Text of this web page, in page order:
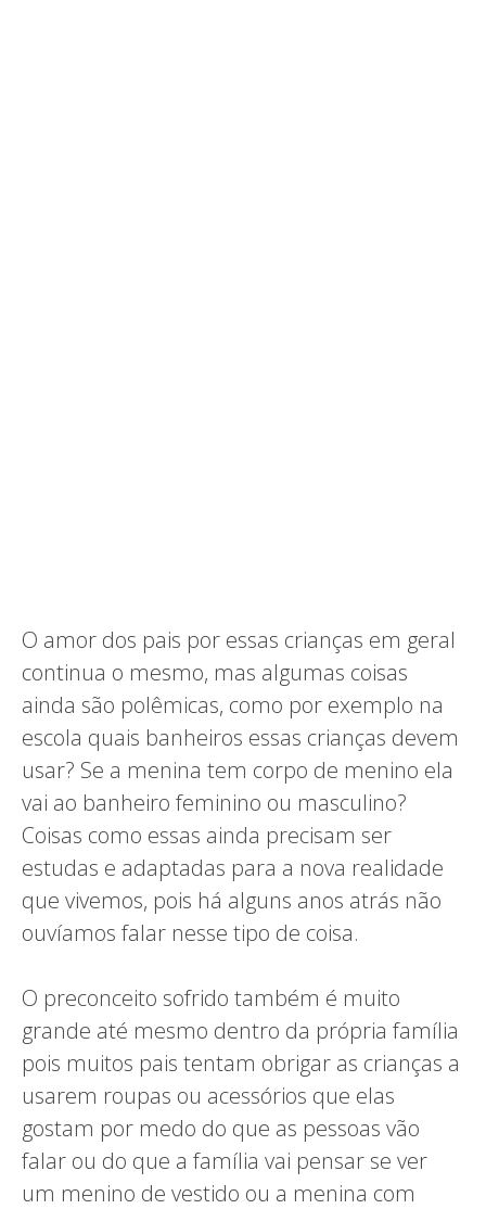
O amor dos pais por essas crianças em geral
continua o mesmo, mas algumas coisas
ainda são polêmicas, como por exemplo na
escola quais banheiros essas crianças devem
usar? Se a menina tem corpo de menino ela
vai ao banheiro feminino ou masculino?
Coisas como essas ainda precisam ser
estudas e adaptadas para a nova realidade
que vivemos, pois há alguns anos atrás não
ouvíamos falar nesse tipo de coisa.
O preconceito sofrido também é muito
grande até mesmo dentro da própria família
pois muitos pais tentam obrigar as crianças a
usarem roupas ou acessórios que elas
gostam por medo do que as pessoas vão
falar ou do que a família vai pensar se ver
um menino de vestido ou a menina com